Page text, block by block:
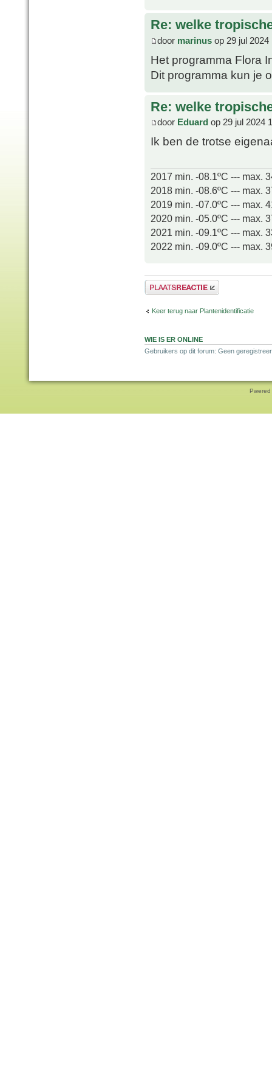
Re: welke
door marinus op 29 jul 2024
Het programma Flora
Dit programma kun je
Re: welke
door Eduard op 29 jul 2024
Ik ben de trotse
2017 min. -08.1ºC --- max.
2018 min. -08.6ºC --- max.
2019 min. -07.0ºC --- max.
2020 min. -05.0ºC --- max.
2021 min. -09.1ºC --- max.
2022 min. -09.0ºC --- max.
Plaats een reactie
Keer terug naar Plantenidentificatie
WIE IS ER ONLINE
Gebruikers op dit forum: Geen